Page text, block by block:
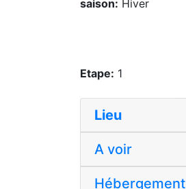
saison: Hiver
Etape: 1
Lieu
A voir
Hébergement